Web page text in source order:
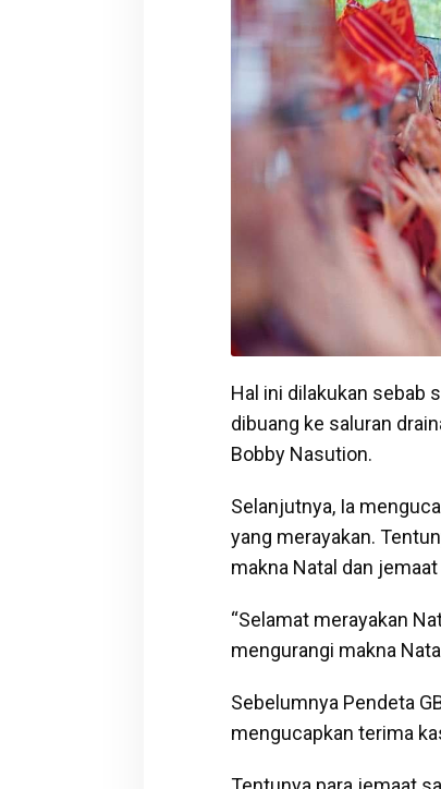
Hal ini dilakukan sebab
dibuang ke saluran
Bobby Nasution.
Selanjutnya, Ia
yang merayakan.
makna Natal dan
“Selamat merayakan
mengurangi makna
Sebelumnya Pendeta
mengucapkan terima